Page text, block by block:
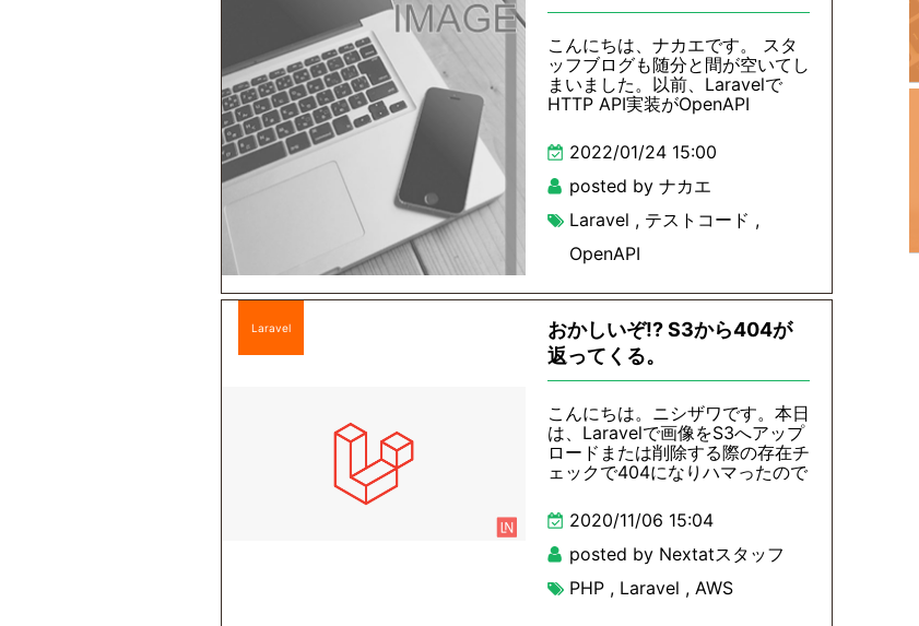
こんにちは、ナカエです。 スタ
ッフブログも随分と間が空いてし
まいました。以前、Laravelで
HTTP API実装がOpenAPI
2022/01/24 15:00
posted by ナカエ
Laravel , テストコード ,
OpenAPI
Laravel
おかしいぞ!? S3から404が
返ってくる。
こんにちは。ニシザワです。本日
は、Laravelで画像をS3へアップ
ロードまたは削除する際の存在チ
ェックで404になりハマったので
2020/11/06 15:04
posted by Nextatスタッフ
PHP , Laravel , AWS